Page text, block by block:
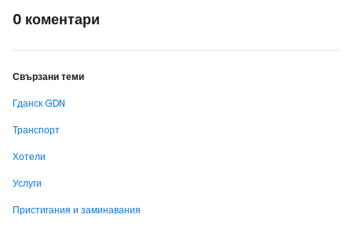
0 коментари
Свързани теми
Гданск GDN
Транспорт
Хотели
Услуги
Пристигания и заминавания